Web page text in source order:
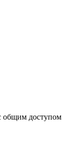
общим доступом